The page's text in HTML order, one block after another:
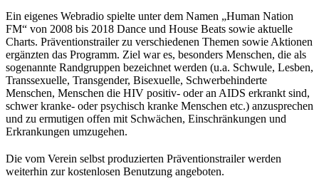
Ein eigenes Webradio spielte unter dem Namen „Human Nation
FM“ von 2008 bis 2018 Dance und House Beats sowie aktuelle
Charts. Präventionstrailer zu verschiedenen Themen sowie Aktionen
ergänzten das Programm. Ziel war es, besonders Menschen, die als
sogenannte Randgruppen bezeichnet werden (u.a. Schwule, Lesben,
Transsexuelle, Transgender, Bisexuelle, Schwerbehinderte
Menschen, Menschen die HIV positiv- oder an AIDS erkrankt sind,
schwer kranke- oder psychisch kranke Menschen etc.) anzusprechen
und zu ermutigen offen mit Schwächen, Einschränkungen und
Erkrankungen umzugehen.
Die vom Verein selbst produzierten Präventionstrailer werden
weiterhin zur kostenlosen Benutzung angeboten.